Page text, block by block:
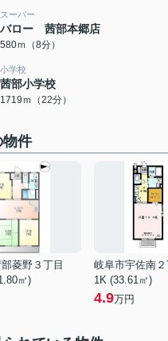
スーパー
バロー 茜部本郷店
580ｍ（8分）
小学校
茜部小学校
1719ｍ（22分）
物件
菱野３丁目
㎡)
岐阜市宇佐南２
1K (33.61㎡)
4.9万円